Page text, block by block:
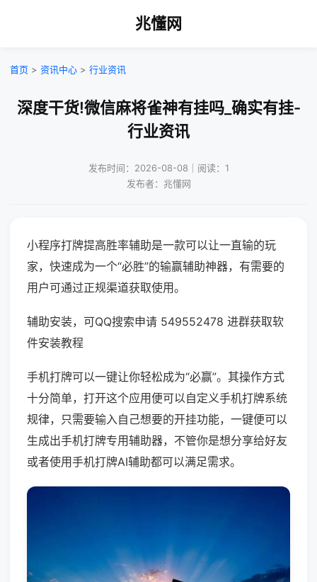
兆懂网
首页 > 资讯中心 > 行业资讯
深度干货!微信麻将雀神有挂吗_确实有挂-
行业资讯
发布时间：2026-08-08｜阅读：1
发布者：兆懂网
小程序打牌提高胜率辅助是一款可以让一直输的玩
家，快速成为一个“必胜”的输赢辅助神器，有需要的
用户可通过正规渠道获取使用。
辅助安装，可QQ搜索申请 549552478 进群获取软
件安装教程
手机打牌可以一键让你轻松成为“必赢”。其操作方式
十分简单，打开这个应用便可以自定义手机打牌系统
规律，只需要输入自己想要的开挂功能，一键便可以
生成出手机打牌专用辅助器，不管你是想分享给好友
或者使用手机打牌AI辅助都可以满足需求。